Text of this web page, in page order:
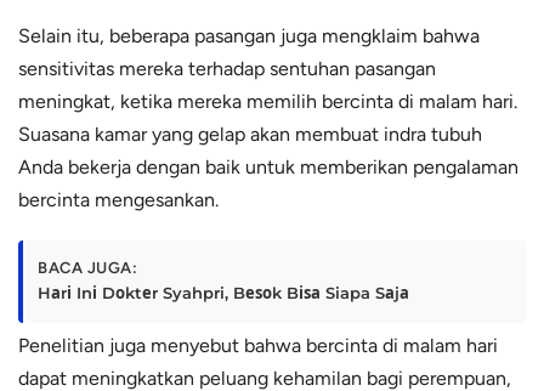
Selain itu, beberapa pasangan juga mengklaim bahwa
sensitivitas mereka terhadap sentuhan pasangan
meningkat, ketika mereka memilih bercinta di malam hari.
Suasana kamar yang gelap akan membuat indra tubuh
Anda bekerja dengan baik untuk memberikan pengalaman
bercinta mengesankan.
BACA JUGA:
Hаrі Inі Dоktеr Syahpri, Bеѕоk Bіѕа Siapa Sаjа
Penelitian juga menyebut bahwa bercinta di malam hari
dapat meningkatkan peluang kehamilan bagi perempuan,